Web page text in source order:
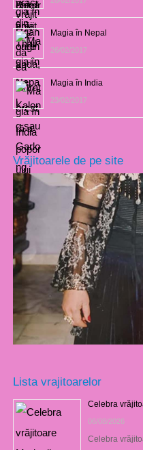
Magia în Nepal
26/02/2017
Magia în India
23/02/2017
Vrăjitoarele de pe site
Lista vrajitoarelor
Celebra
06/08/2026
Celebra